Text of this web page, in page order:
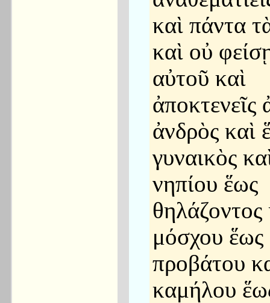
καὶ πάντα
καὶ οὐ
αὐτοῦ καὶ
ἀποκτενεῖς
ἀνδρὸς καὶ
γυναικὸς
νηπίου ἕως
θηλάζοντος
μόσχου ἕως
προβάτου
καμήλου